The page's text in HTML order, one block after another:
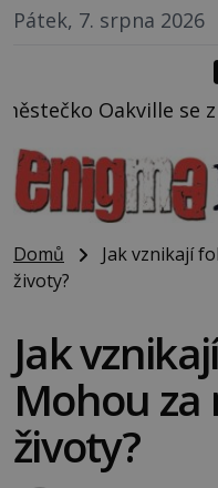
Pátek, 7. srpna 2026
nebe snáší podivná
Domů
Jak vznikají
životy?
Jak
Mohou
životy?